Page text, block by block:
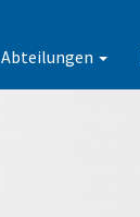
Abteilungen